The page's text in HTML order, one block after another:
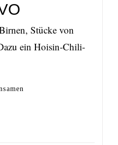
Stücke von
ein Hoisin-Chili-